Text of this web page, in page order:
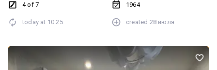
станції метро Палац Україна Центр міста Вартість - 69 500долл
домовимось про перегляд
4 of 7
1964
today at 10:25 created 28 июля